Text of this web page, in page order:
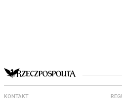
KONTAKT